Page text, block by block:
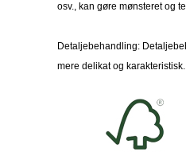
osv., kan gøre mønsteret og
Detaljebehandling:
mere delikat og